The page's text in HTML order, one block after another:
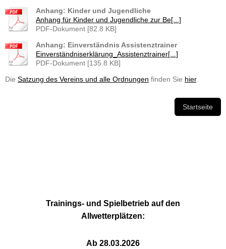
Anhang: Kinder und Jugendliche
Anhang für Kinder und Jugendliche zur Be[...]
PDF-Dokument [82.8 KB]
Anhang: Einverständnis Assistenztrainer
Einverständniserklärung_Assistenztrainer[...]
PDF-Dokument [135.8 KB]
Die Satzung des Vereins und alle Ordnungen finden Sie hier.
Startseite
Trainings- und Spielbetrieb auf den
Allwetterplätzen:
Ab 28.03.2026